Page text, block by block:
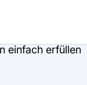
einfach erfüllen